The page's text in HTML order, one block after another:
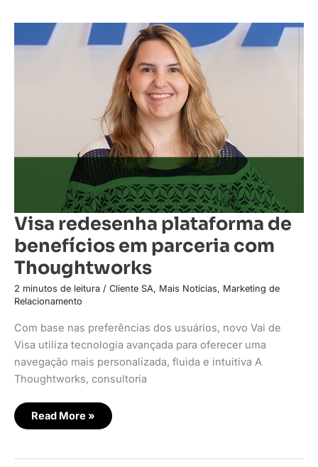
Visa redesenha plataforma de
benefícios em parceria com
Thoughtworks
2 minutos de leitura / Cliente SA, Mais Notícias, Marketing de
Relacionamento
Com base nas preferências dos usuários, novo Vai de
Visa utiliza tecnologia avançada para oferecer uma
navegação mais personalizada, fluida e intuitiva A
Thoughtworks, consultoria
Visa
redesenha
plataforma
Read More »